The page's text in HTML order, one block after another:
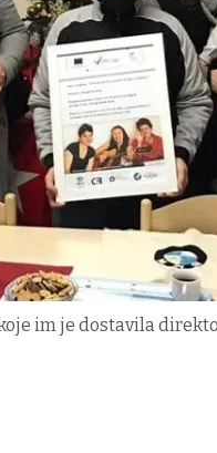
im je dostavila